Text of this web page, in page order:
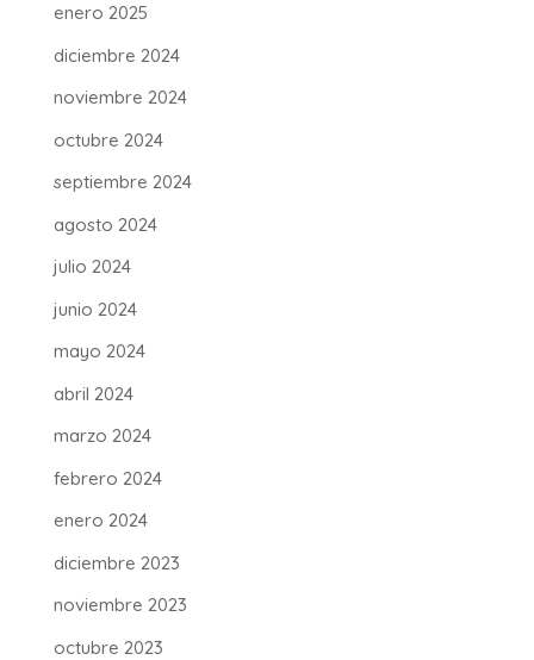
enero 2025
diciembre 2024
noviembre 2024
octubre 2024
septiembre 2024
agosto 2024
julio 2024
junio 2024
mayo 2024
abril 2024
marzo 2024
febrero 2024
enero 2024
diciembre 2023
noviembre 2023
octubre 2023